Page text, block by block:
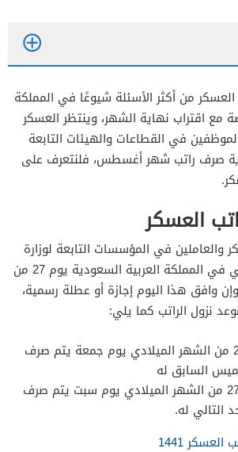
من أكثر الأسئلة شيوعًا في المملكة
مع اقتراب نهاية الشهر، وينتظر العسكر
في القطاعات والهيئات التابعة
صرف راتب شهر أغسطس، فلنتعرف على
العسكر
والعاملين في المؤسسات التابعة لوزارة
الدفاع والحرس الوطني في المملكة العربية السعودية يوم 27 من
وافق هذا اليوم إجازة أو عطلة رسمية،
نزول الراتب كما يلي:
إن وافق يوم 27 من الشهر الميلادي يوم جمعة يتم صرف
السابق له
وإن وافق يوم 27 من الشهر الميلادي يوم سبت يتم صرف
التالي له.
1441